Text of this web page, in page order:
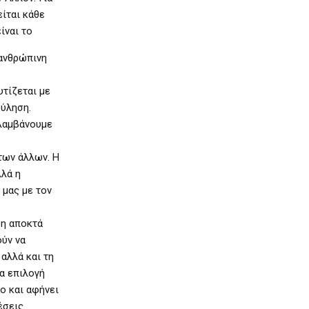
κάθε
το
με
άλλων. Η
η
με τον
αποκτά
να
και τη
επιλογή
και αφήνει